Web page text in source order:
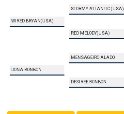
WIRED BRYAN(USA)
STORMY ATLANTIC (USA)
RED MELODY(USA)
DONA BONBON
MENSAGEIRO ALADO
DESIREE BONBON